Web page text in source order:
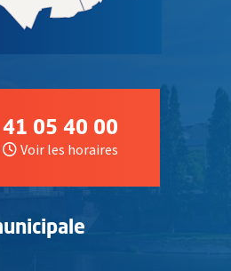
05 40 00
Voir les horaires